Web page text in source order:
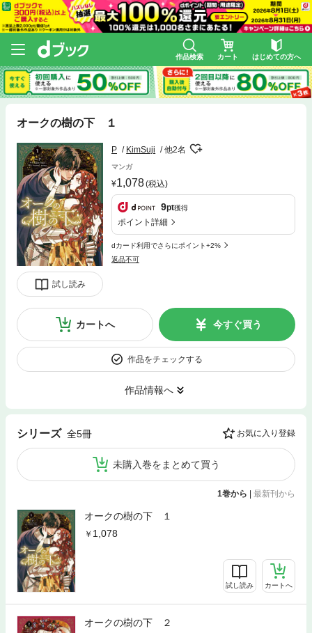
作品検索 カート はじめての方へ
オークの樹の下 １
試し読み
P KimSuji 他2名
マンガ
1,078(税込)
9pt獲得
ポイント詳細
dカード利用でさらにポイント+2%
返品不可
カートへ 今すぐ買う
作品をチェックする
作品情報へ
シリーズ 全5冊 お気に入り登録
未購入巻をまとめて買う
1巻から | 最新刊から
オークの樹の下 １
1,078
試し読み カートへ
オークの樹の下 ２